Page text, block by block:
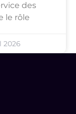
des
le rôle
2026